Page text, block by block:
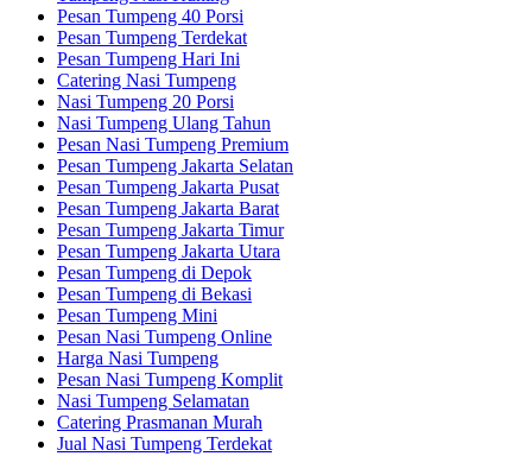
Pesan Tumpeng 40 Porsi
Pesan Tumpeng Terdekat
Pesan Tumpeng Hari Ini
Catering Nasi Tumpeng
Nasi Tumpeng 20 Porsi
Nasi Tumpeng Ulang Tahun
Pesan Nasi Tumpeng Premium
Pesan Tumpeng Jakarta Selatan
Pesan Tumpeng Jakarta Pusat
Pesan Tumpeng Jakarta Barat
Pesan Tumpeng Jakarta Timur
Pesan Tumpeng Jakarta Utara
Pesan Tumpeng di Depok
Pesan Tumpeng di Bekasi
Pesan Tumpeng Mini
Pesan Nasi Tumpeng Online
Harga Nasi Tumpeng
Pesan Nasi Tumpeng Komplit
Nasi Tumpeng Selamatan
Catering Prasmanan Murah
Jual Nasi Tumpeng Terdekat